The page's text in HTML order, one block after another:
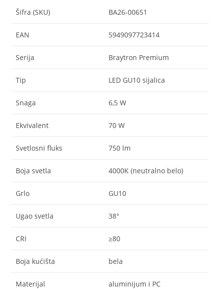
Šifra (SKU) BA26-00651
EAN 5949097723414
Serija Braytron Premium
Tip LED GU10 sijalica
Snaga 6,5 W
Ekvivalent 70 W
Svetlosni fluks 750 lm
Boja svetla 4000K (neutralno belo)
Grlo GU10
Ugao svetla 38°
CRI ≥80
Boja kućišta bela
Materijal aluminijum i PC